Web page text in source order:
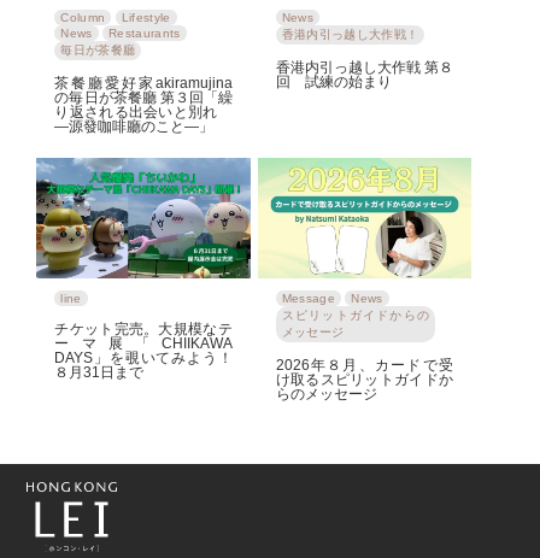
Column
Lifestyle
News
Restaurants
毎日が茶餐廳
茶餐廳愛好家akiramujina
の毎日が茶餐廳 第３回「繰
り返される出会いと別れ
―源發咖啡廳のこと―」
News
香港内引っ越し大作戦！
香港内引っ越し大作戦 第８
回 試練の始まり
line
チケット完売。大規模なテ
ーマ展「CHIIKAWA
DAYS」を覗いてみよう！
８月31日まで
Message
News
スピリットガイドからの
メッセージ
2026年８月、カードで受
け取るスピリットガイドか
らのメッセージ